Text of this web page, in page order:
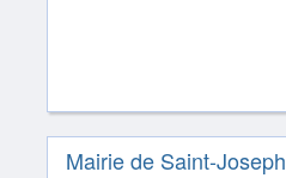
Mairie de Saint-Joseph